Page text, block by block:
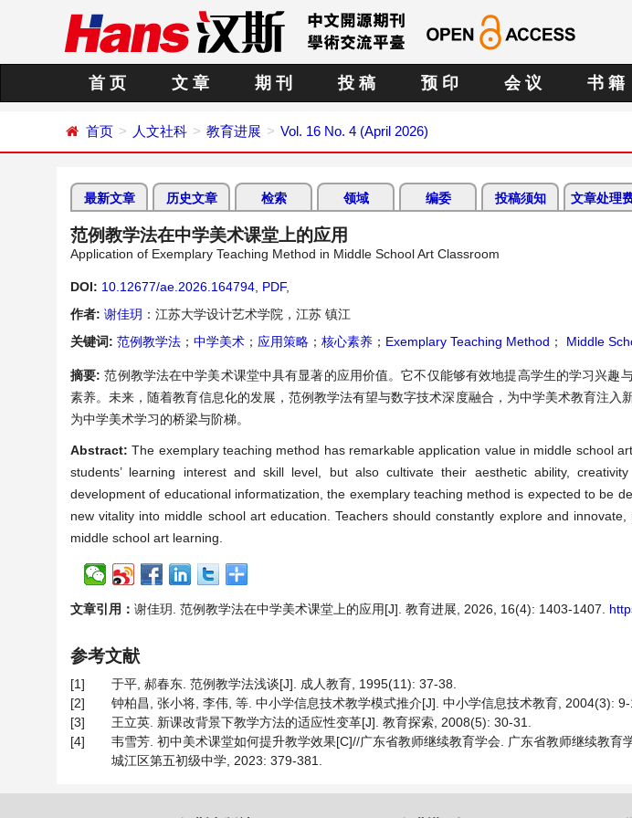
首 页 文 章 期 刊 投 稿 预 印 会 议 书 籍
首页 人文社科 教育进展 Vol. 16 No. 4 (April 2026)
最新文章 历史文章 检索 领域 编委 投稿须知 文章处理
范例教学法在中学美术课堂上的应用
Application of Exemplary Teaching Method in Middle School Art Classroom
DOI: 10.12677/ae.2026.164794 PDF,
作者: 谢佳玥 ：江苏大学设计艺术学院，江苏 镇江
关键词: 范例教学法 ； 中学美术 ； 应用策略 ； 核心素养 ； Exemplary Teaching Method ； Middle
摘要:范例教学法在中学美术课堂中具有显著的应用价值。它不仅能够有效地提高学生的学习兴趣
素养。未来，随着教育信息化的发展，范例教学法有望与数字技术深度融合，为中学美术教育注入
为中学美术学习的桥梁与阶梯。
Abstract:The exemplary teaching method has remarkable application value in middle school
students’ learning interest and skill level, but also cultivate their aesthetic ability,
development of educational informatization, the exemplary teaching method is expected to be
new vitality into middle school art education. Teachers should constantly explore and
middle school art learning.
文章引用： 谢佳玥. 范例教学法在中学美术课堂上的应用[J]. 教育进展, 2026, 16(4): 1403-1407.
参考文献
[1]
于平, 郝春东. 范例教学法浅谈[J]. 成人教育, 1995(11): 37-38.
[2]
钟柏昌, 张小将, 李伟, 等. 中小学信息技术教学模式推介[J]. 中小学信息技术教育, 2004(3): 9-
[3]
王立英. 新课改背景下教学方法的适应性变革[J]. 教育探索, 2008(5): 30-31.
[4]
韦雪芳. 初中美术课堂如何提升教学效果[C]//广东省教师继续教育学会. 广东省教师继续教育
城江区第五初级中学, 2023: 379-381.